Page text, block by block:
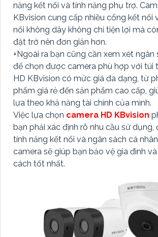
năng kết nối và tính năng phụ trợ.
KBvision cung cấp nhiều cổng kết nối
nối không dây không chỉ tiện lợi mà
đặt trở nên đơn giản hơn.
+Ngoài ra bạn cũng cần xem xét ngân
để chọn được camera phù hợp với túi
HD KBvision có mức giá đa dạng, từ
phẩm giá rẻ đến sản phẩm cao cấp,
lựa theo khả năng tài chính của mình.
Việc lựa chọn camera HD KBvision
bạn phải xác định rõ nhu cầu sử dụng,
tính năng kết nối và ngân sách cá
camera sẽ giúp bạn bảo vệ gia đình
cách tốt nhất.